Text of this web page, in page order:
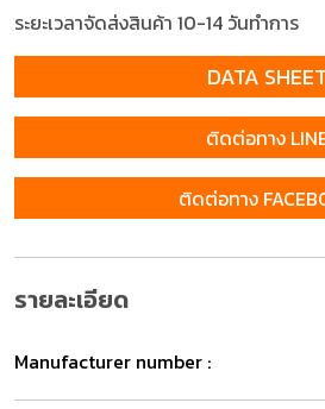
ระยะเวลาจัดส่งสินค้า 10-14 วันทำการ
DATA SHEET
ติดต่อทาง
ติดต่อทาง
รายละเอียด
Manufacturer number :